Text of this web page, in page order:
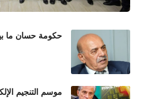
حكومة حسان ما
موسم التنجيم